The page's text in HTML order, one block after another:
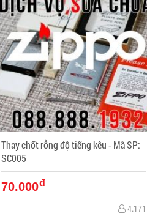
Thay chốt rỗng độ tiếng kêu - Mã SP:
SC005
70.000đ
4.171